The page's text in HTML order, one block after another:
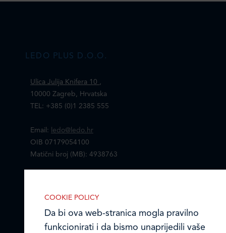
LEDO PLUS D.O.O.
Ulica Julija Knifera 10 ,
10000 Zagreb, Hrvatska
TEL: +385 (0)1 2385 555
Email:
ledo@ledo.hr
OIB 07179054100
Matični broj (MB): 4938763
Ledo u inozemstvu
COOKIE POLICY
Da bi ova web-stranica mogla pravilno
funkcionirati i da bismo unaprijedili vaše